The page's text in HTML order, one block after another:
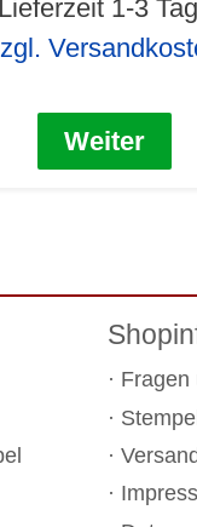
Lieferzeit 1-3
Weiter
Fragen